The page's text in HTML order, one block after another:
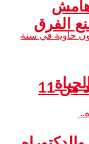
طنجة المتوسط يعالج أزيد من 11
هامش
الفرق